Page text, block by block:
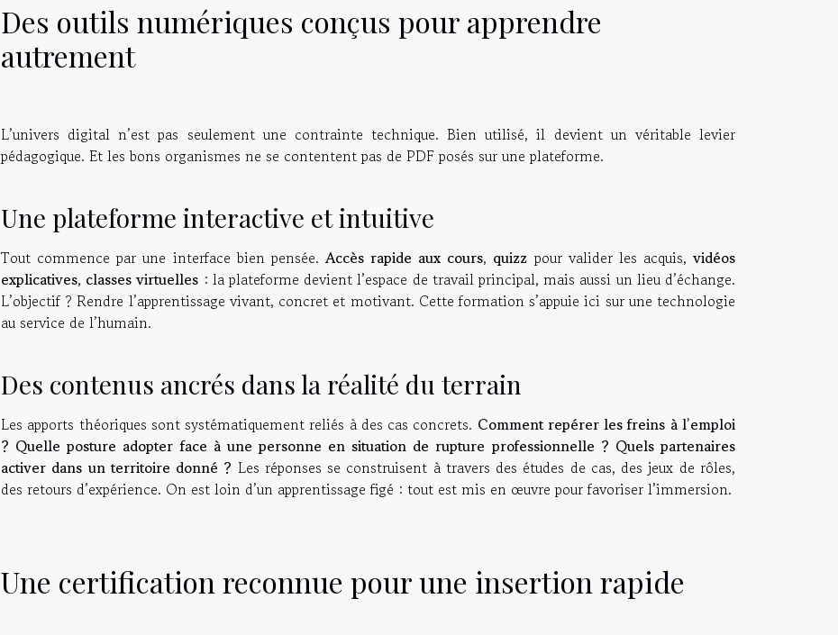
Des outils numériques conçus pour apprendre
autrement
L’univers digital n’est pas seulement une contrainte technique. Bien utilisé, il devient un véritable levier
pédagogique. Et les bons organismes ne se contentent pas de PDF posés sur une plateforme.
Une plateforme interactive et intuitive
Tout commence par une interface bien pensée. Accès rapide aux cours, quizz pour valider les acquis, vidéos
explicatives, classes virtuelles : la plateforme devient l’espace de travail principal, mais aussi un lieu d’échange.
L’objectif ? Rendre l’apprentissage vivant, concret et motivant. Cette formation s’appuie ici sur une technologie
au service de l’humain.
Des contenus ancrés dans la réalité du terrain
Les apports théoriques sont systématiquement reliés à des cas concrets. Comment repérer les freins à l’emploi
? Quelle posture adopter face à une personne en situation de rupture professionnelle ? Quels partenaires
activer dans un territoire donné ? Les réponses se construisent à travers des études de cas, des jeux de rôles,
des retours d’expérience. On est loin d’un apprentissage figé : tout est mis en œuvre pour favoriser l’immersion.
Une certification reconnue pour une insertion rapide